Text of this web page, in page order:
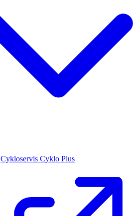
Cykloservis Cyklo Plus